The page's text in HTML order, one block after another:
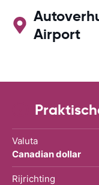
Airport
Valuta
Canadian dollar
Rijrichting